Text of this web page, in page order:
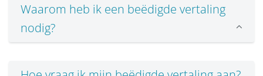
Waarom heb ik een beëdigde vertaling
nodig?